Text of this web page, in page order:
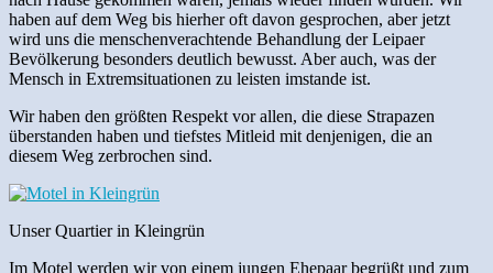
haben auf dem Weg bis hierher oft davon gesprochen, aber jetzt
wird uns die menschenverachtende Behandlung der Leipaer
Bevölkerung besonders deutlich bewusst. Aber auch, was der
Mensch in Extremsituationen zu leisten imstande ist.
Wir haben den größten Respekt vor allen, die diese Strapazen
überstanden haben und tiefstes Mitleid mit denjenigen, die an
diesem Weg zerbrochen sind.
Unser Quartier in Kleingrün
Im Motel werden wir von einem jungen Ehepaar begrüßt und zum